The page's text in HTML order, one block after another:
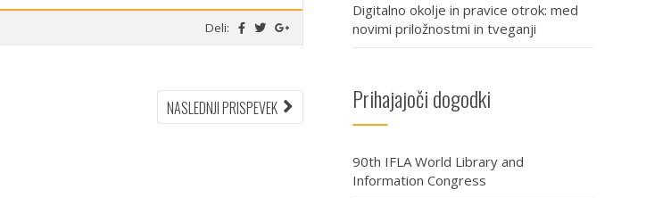
Deli:
NASLEDNJI PRISPEVEK
ARTICLE:
Digitalno okolje in pravice otrok: med
novimi priložnostmi in tveganji
Prihajajoči dogodki
90th IFLA World Library and
Information Congress